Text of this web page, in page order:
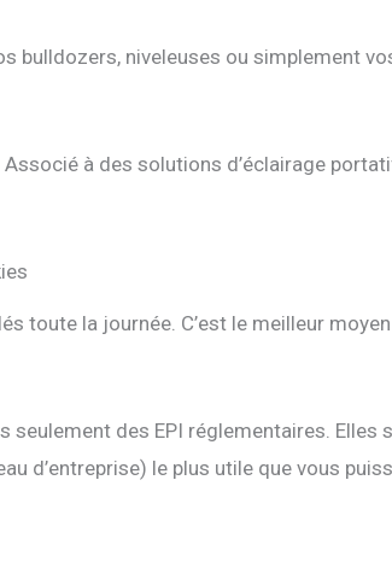
bulldozers, niveleuses ou simplement
à des solutions d’éclairage
toute la journée. C’est le meilleur
seulement des EPI réglementaires. Elles
d’entreprise) le plus utile que vous